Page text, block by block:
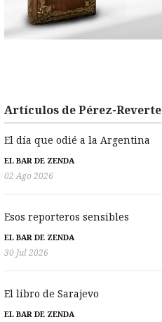
Artículos de Pérez-Reverte
El día que odié a la Argentina
EL BAR DE ZENDA
02 Ago 2026
Esos reporteros sensibles
EL BAR DE ZENDA
30 Jul 2026
El libro de Sarajevo
EL BAR DE ZENDA